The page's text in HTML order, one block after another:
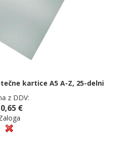
kartice A5 A-Z, 25-delni
z DDV:
€